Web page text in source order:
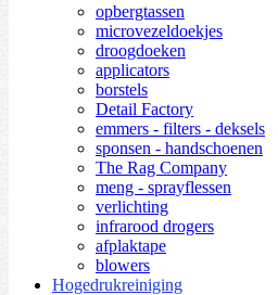
opbergtassen
microvezeldoekjes
droogdoeken
applicators
borstels
Detail Factory
emmers - filters - deksels
sponsen - handschoenen
The Rag Company
meng - sprayflessen
verlichting
infrarood drogers
afplaktape
blowers
Hogedrukreiniging